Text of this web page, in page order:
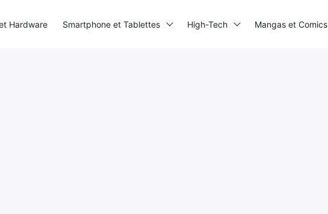
Hardware Smartphone et Tablettes High-Tech Mangas et Comics